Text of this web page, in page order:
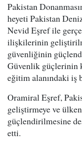
Pakistan
heyeti Pakistan
Nevid Eşref ile
ilişkilerinin
güvenliğinin
Güvenlik güçlerinin
eğitim alanındaki iş
Oramiral Eşref,
geliştirmeye ve
güçlendirilmesine
etti.